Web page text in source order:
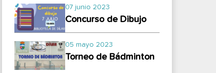
07 junio 2023
Concurso de Dibujo
05 mayo 2023
Torneo de Bádminton